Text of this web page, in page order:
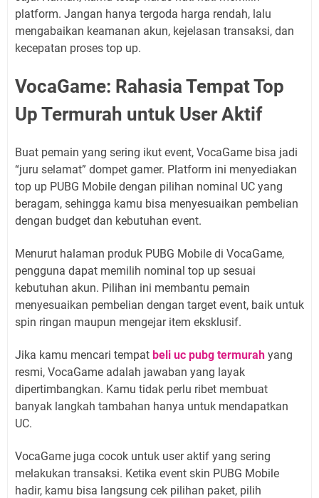
platform. Jangan hanya tergoda harga rendah, lalu
mengabaikan keamanan akun, kejelasan transaksi, dan
kecepatan proses top up.
VocaGame: Rahasia Tempat Top
Up Termurah untuk User Aktif
Buat pemain yang sering ikut event, VocaGame bisa jadi
“juru selamat” dompet gamer. Platform ini menyediakan
top up PUBG Mobile dengan pilihan nominal UC yang
beragam, sehingga kamu bisa menyesuaikan pembelian
dengan budget dan kebutuhan event.
Menurut halaman produk PUBG Mobile di VocaGame,
pengguna dapat memilih nominal top up sesuai
kebutuhan akun. Pilihan ini membantu pemain
menyesuaikan pembelian dengan target event, baik untuk
spin ringan maupun mengejar item eksklusif.
Jika kamu mencari tempat beli uc pubg termurah yang
resmi, VocaGame adalah jawaban yang layak
dipertimbangkan. Kamu tidak perlu ribet membuat
banyak langkah tambahan hanya untuk mendapatkan
UC.
VocaGame juga cocok untuk user aktif yang sering
melakukan transaksi. Ketika event skin PUBG Mobile
hadir, kamu bisa langsung cek pilihan paket, pilih